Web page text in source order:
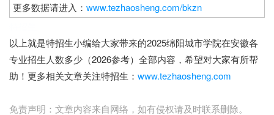
更多数据请进入： www.tezhaosheng.com/bkzn
以上就是特招生小编给大家带来的2025绵阳城市学院在安徽各
专业招生人数多少（2026参考）全部内容，希望对大家有所帮
助！更多相关文章关注特招生： www.tezhaosheng.com
免责声明：文章内容来自网络，如有侵权请及时联系删除。